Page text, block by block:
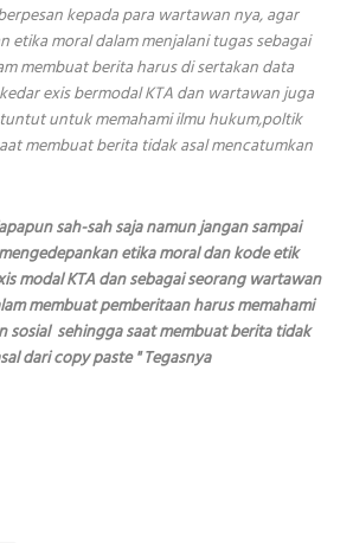
kepada para wartawan nya, agar
etika moral dalam menjalani tugas sebagai
membuat berita harus di sertakan data
exis bermodal KTA dan wartawan juga
untuk memahami ilmu hukum,poltik
membuat berita tidak asal mencatumkan
sah-sah saja namun jangan sampai
etika moral dan kode etik
modal KTA dan sebagai seorang wartawan
membuat pemberitaan harus memahami
sosial sehingga saat membuat berita tidak
dari copy paste " Tegasnya